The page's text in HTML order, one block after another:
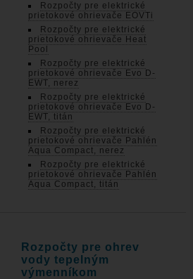
Rozpočty pre elektrické
prietokové ohrievače EOVTi
Rozpočty pre elektrické
prietokové ohrievače Heat
Pool
Rozpočty pre elektrické
prietokové ohrievače Evo D-
EWT, nerez
Rozpočty pre elektrické
prietokové ohrievače Evo D-
EWT, titán
Rozpočty pre elektrické
prietokové ohrievače Pahlén
Aqua Compact, nerez
Rozpočty pre elektrické
prietokové ohrievače Pahlén
Aqua Compact, titán
Rozpočty pre ohrev
vody tepelným
výmenníkom